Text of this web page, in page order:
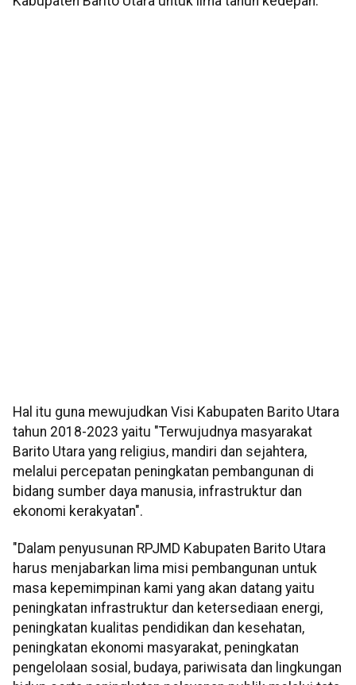
Hal itu guna mewujudkan Visi Kabupaten Barito Utara
tahun 2018-2023 yaitu "Terwujudnya masyarakat
Barito Utara yang religius, mandiri dan sejahtera,
melalui percepatan peningkatan pembangunan di
bidang sumber daya manusia, infrastruktur dan
ekonomi kerakyatan".
"Dalam penyusunan RPJMD Kabupaten Barito Utara
harus menjabarkan lima misi pembangunan untuk
masa kepemimpinan kami yang akan datang yaitu
peningkatan infrastruktur dan ketersediaan energi,
peningkatan kualitas pendidikan dan kesehatan,
peningkatan ekonomi masyarakat, peningkatan
pengelolaan sosial, budaya, pariwisata dan lingkungan